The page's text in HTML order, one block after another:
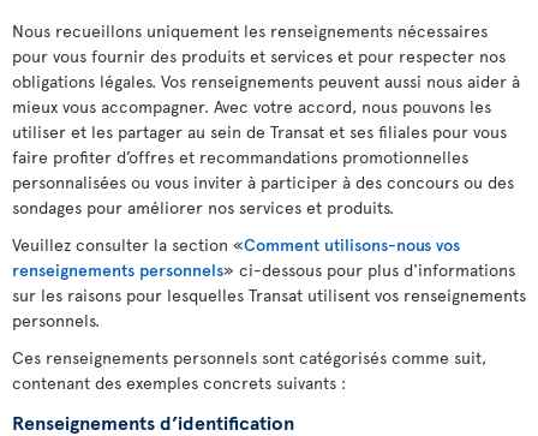
Nous recueillons uniquement les renseignements nécessaires
pour vous fournir des produits et services et pour respecter nos
obligations légales. Vos renseignements peuvent aussi nous aider à
mieux vous accompagner. Avec votre accord, nous pouvons les
utiliser et les partager au sein de Transat et ses filiales pour vous
faire profiter d’offres et recommandations promotionnelles
personnalisées ou vous inviter à participer à des concours ou des
sondages pour améliorer nos services et produits.
Veuillez consulter la section «Comment utilisons-nous vos
renseignements personnels» ci-dessous pour plus d'informations
sur les raisons pour lesquelles Transat utilisent vos renseignements
personnels.
Ces renseignements personnels sont catégorisés comme suit,
contenant des exemples concrets suivants :
Renseignements d’identification